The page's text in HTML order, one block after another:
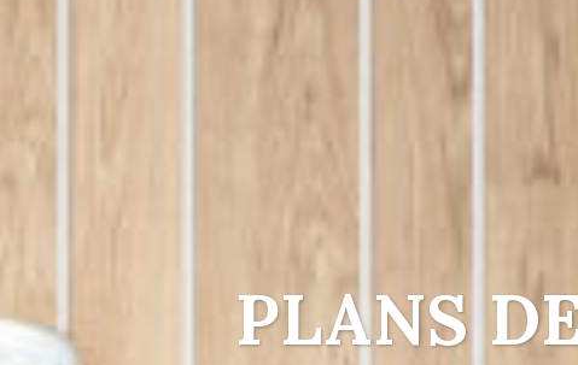
PLANS